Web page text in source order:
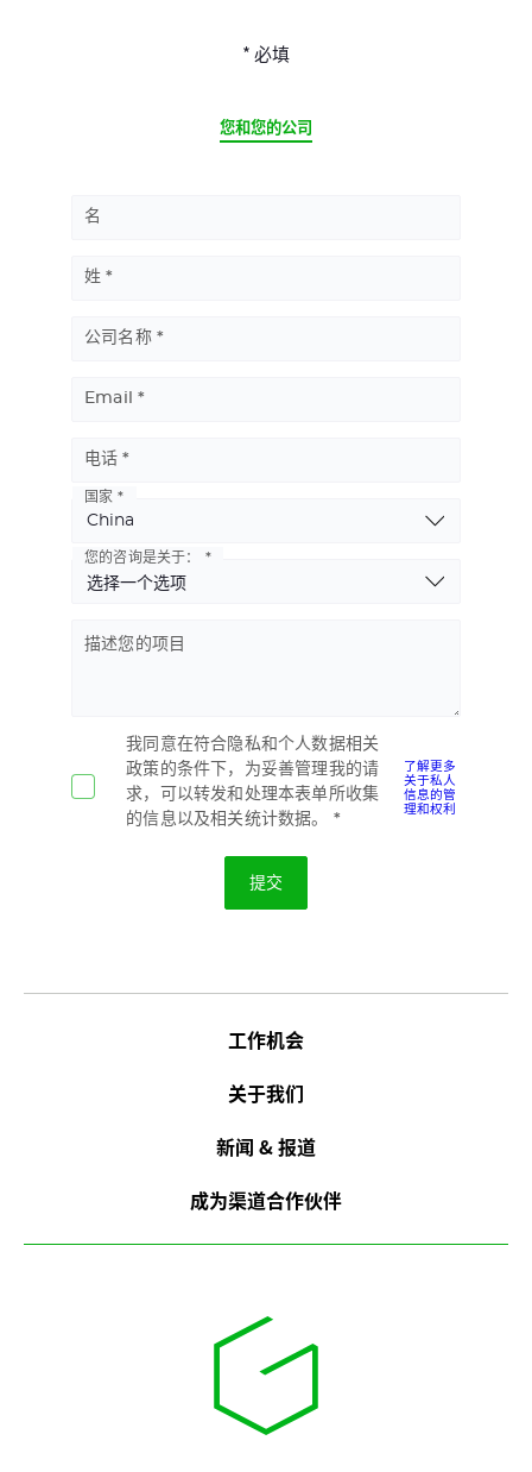
* 必填
CURRENT
您和您的公司
名
姓
公司名称
Email
电话
Basic
Address
国家
您的咨询是关于：
描述您的项目
我同意在符合隐私和个人数据相关
政策的条件下，为妥善管理我的请
求，可以转发和处理本表单所收集
的信息以及相关统计数据。
了解更多
关于私人
信息的管
理和权利
工作机会
关于我们
新闻 & 报道
成为渠道合作伙伴